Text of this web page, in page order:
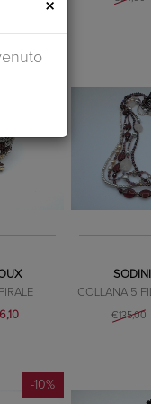
COLLANA 5
€135,00
-10%
×